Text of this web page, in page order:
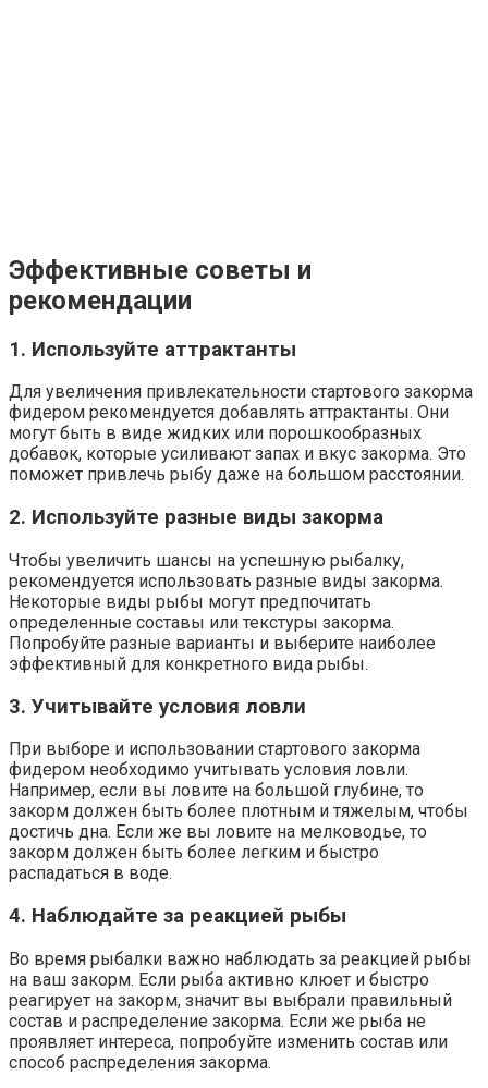
Эффективные советы и
рекомендации
1. Используйте аттрактанты
Для увеличения привлекательности стартового закорма
фидером рекомендуется добавлять аттрактанты. Они
могут быть в виде жидких или порошкообразных
добавок, которые усиливают запах и вкус закорма. Это
поможет привлечь рыбу даже на большом расстоянии.
2. Используйте разные виды закорма
Чтобы увеличить шансы на успешную рыбалку,
рекомендуется использовать разные виды закорма.
Некоторые виды рыбы могут предпочитать
определенные составы или текстуры закорма.
Попробуйте разные варианты и выберите наиболее
эффективный для конкретного вида рыбы.
3. Учитывайте условия ловли
При выборе и использовании стартового закорма
фидером необходимо учитывать условия ловли.
Например, если вы ловите на большой глубине, то
закорм должен быть более плотным и тяжелым, чтобы
достичь дна. Если же вы ловите на мелководье, то
закорм должен быть более легким и быстро
распадаться в воде.
4. Наблюдайте за реакцией рыбы
Во время рыбалки важно наблюдать за реакцией рыбы
на ваш закорм. Если рыба активно клюет и быстро
реагирует на закорм, значит вы выбрали правильный
состав и распределение закорма. Если же рыба не
проявляет интереса, попробуйте изменить состав или
способ распределения закорма.